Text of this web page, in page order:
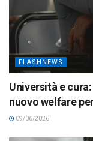
FLASHNEWS
Università e
nuovo welfare
09/06/2026